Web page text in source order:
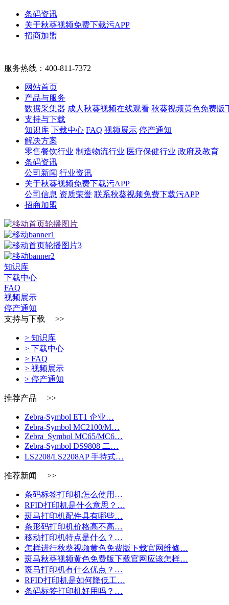
条码资讯
关于秋葵视频免费下载污APP
招商加盟
服务热线： 400-811-7372
网站首页
产品与服务
数据采集器 成人秋葵视频在线观看 秋葵视频黄色免费版
支持与下载
知识库 下载中心 FAQ 视频展示 停产通知
解决方案
零售餐饮行业 制造物流行业 医疗保健行业 政府及教育
条码资讯
公司新闻 行业资讯
关于秋葵视频免费下载污APP
公司信息 资质荣誉 联系秋葵视频免费下载污APP
招商加盟
知识库
下载中心
FAQ
视频展示
停产通知
支持与下载 >>
> 知识库
> 下载中心
> FAQ
> 视频展示
> 停产通知
推荐产品 >>
Zebra-Symbol ET1 企业…
Zebra-Symbol MC2100/M…
Zebra_Symbol MC65/MC6…
Zebra-Symbol DS9808 二…
LS2208/LS2208AP 手持式…
推荐新闻 >>
条码标签打印机怎么使用…
RFID打印机是什么意思？…
斑马打印机配件具有哪些…
条形码打印机价格高不高…
移动打印机特点是什么？…
怎样进行秋葵视频黄色免费版下载官网维修…
斑马秋葵视频黄色免费版下载官网应该怎样…
斑马打印机有什么优点？…
RFID打印机是如何降低工…
条码标签打印机好用吗？…